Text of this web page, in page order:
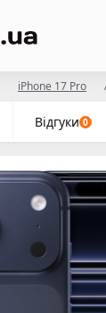
iPhone 17 Pro
Відгуки 0